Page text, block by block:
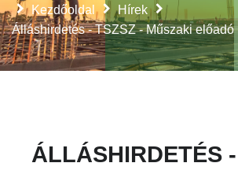
Kezdőoldal
Hírek
Álláshirdetés - TSZSZ - Műszaki előadó
ÁLLÁSHIRDETÉS